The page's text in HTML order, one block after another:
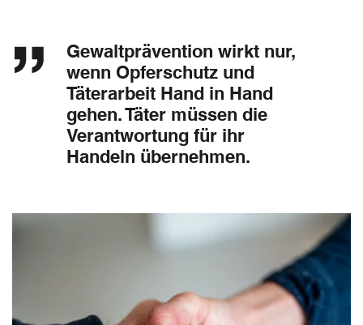
Gewaltprävention wirkt nur,
wenn Opferschutz und
Täterarbeit Hand in Hand
gehen. Täter müssen die
Verantwortung für ihr
Handeln übernehmen.